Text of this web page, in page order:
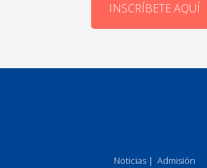
INSCRÍBETE AQUÍ
Noticias | Admisión